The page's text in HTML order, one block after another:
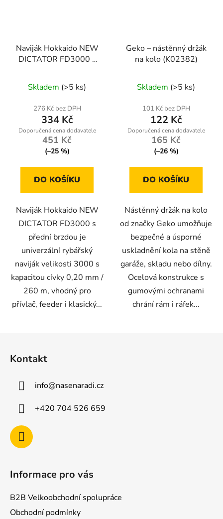
Naviják Hokkaido NEW
DICTATOR FD3000 s
náhradní cívkou
Skladem (>5 ks)
276 Kč bez DPH
334 Kč
451 Kč
(–25 %)
DO KOŠÍKU
Naviják Hokkaido NEW
DICTATOR FD3000 s
přední brzdou je
univerzální rybářský
naviják velikosti 3000 s
kapacitou cívky 0,20 mm /
260 m, vhodný pro
přívlač, feeder i klasický...
Geko – nástěnný držák
na kolo (K02382)
Skladem (>5 ks)
101 Kč bez DPH
122 Kč
165 Kč
(–26 %)
DO KOŠÍKU
Nástěnný držák na kolo
od značky Geko umožňuje
bezpečné a úsporné
uskladnění kola na stěně
garáže, skladu nebo dílny.
Ocelová konstrukce s
gumovými ochranami
chrání rám i ráfek...
Kontakt
info@nasenaradi.cz
+420 704 526 659
Informace pro vás
B2B Velkoobchodní spolupráce
Obchodní podmínky